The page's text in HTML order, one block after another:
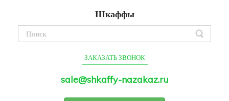
Шкаффы
ЗАКАЗАТЬ ЗВОНОК
sale@shkaffy-nazakaz.ru